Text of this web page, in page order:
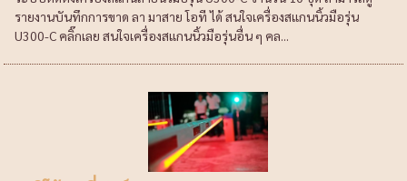
รายงานบันทึกการขาด ลา มาสาย โอที ได้ สนใจเครื่องสแกนนิ้วมือรุ่น
U300-C คลิ๊กเลย สนใจเครื่องสแกนนิ้วมือรุ่นอื่น ๆ คล...